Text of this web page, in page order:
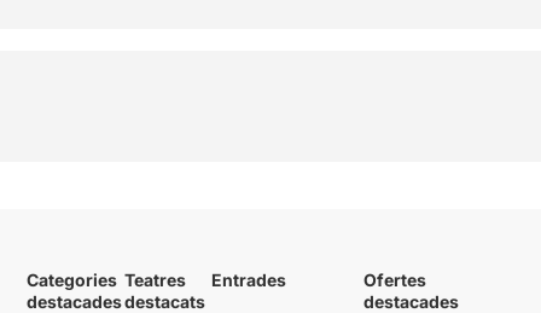
Categories
destacades
Teatres
destacats
Entrades
Ofertes
destacades